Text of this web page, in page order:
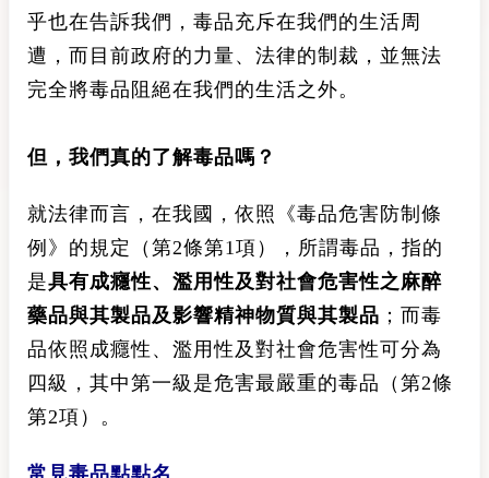
乎也在告訴我們，毒品充斥在我們的生活周
遭，而目前政府的力量、法律的制裁，並無法
完全將毒品阻絕在我們的生活之外。
但，我們真的了解毒品嗎？
就法律而言，在我國，依照《毒品危害防制條
例》的規定（第2條第1項），所謂毒品，指的
是具有成癮性、濫用性及對社會危害性之麻醉
藥品與其製品及影響精神物質與其製品 ；而毒
品依照成癮性、濫用性及對社會危害性可分為
四級，其中第一級是危害最嚴重的毒品（第2條
第2項） 。
常見毒品點點名